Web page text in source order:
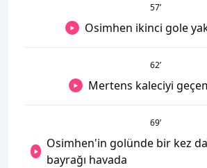
57’
Osimhen ikinci gole
62’
Mertens kaleciyi
69’
Osimhen'in golünde bir kez
bayrağı havada